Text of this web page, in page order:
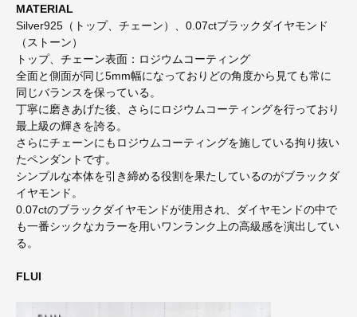
MATERIAL
Silver925（トップ、チェーン）、0.07ctブラックダイヤモンド
（ストーン）
トップ、チェーン表面：ロジウムコーティング
全面と側面が同じ5mm幅になっておりどの角度から見ても常に
同じバランスを保っている。
丁寧に磨きあげた後、さらにロジウムコーティングを行っており
最上級の輝きを誇る。
さらにチェーンにもロジウムコーティングを施している拘り抜い
たペンダントです。
シンプルな本体を引き締める役割を果たしているのがブラックダ
イヤモンド。
0.07ctのブラックダイヤモンドが使用され、ダイヤモンドの中で
も一番シックなカラーを用いワンランク上の高級感を演出してい
る。
FLUI